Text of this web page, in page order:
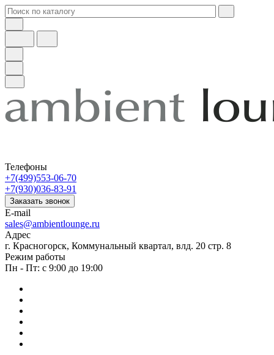
Телефоны
+7(499)553-06-70
+7(930)036-83-91
Заказать звонок
E-mail
sales@ambientlounge.ru
Адрес
г. Красногорск, Коммунальный квартал, влд. 20 стр. 8
Режим работы
Пн - Пт: с 9:00 до 19:00